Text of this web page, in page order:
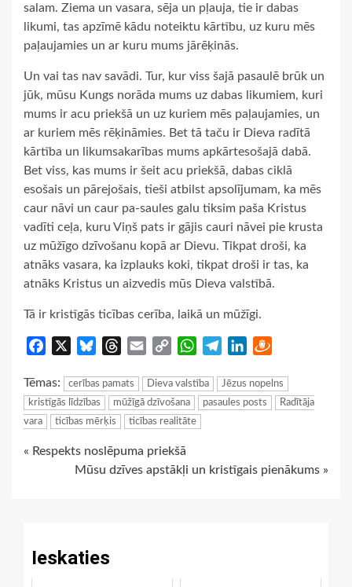
salam. Ziema un vasara, sēja un pļauja, tie ir dabas
likumi, tas apzīmē kādu noteiktu kārtību, uz kuru mēs
paļaujamies un ar kuru mums jārēķinās.
Un vai tas nav savādi. Tur, kur viss šajā pasaulē brūk un
jūk, mūsu Kungs norāda mums uz dabas likumiem, kuri
mums ir acu priekšā un uz kuriem mēs paļaujamies, un
ar kuriem mēs rēķināmies. Bet tā taču ir Dieva radītā
kārtība un likumsakarības mums apkārtesošajā dabā.
Bet viss, kas mums ir šeit acu priekšā, dabas ciklā
esošais un pārejošais, tieši atbilst apsolījumam, ka mēs
caur nāvi un caur pa-saules galu tiksim paša Kristus
vadīti ceļa, kuru Viņš pats ir gājis cauri nāvei pie krusta
uz mūžīgo dzīvošanu kopā ar Dievu. Tikpat droši, ka
atnāks vasara, ka izplauks koki, tikpat droši ir tas, ka
atnāks Kristus un aizvedis mūs Dieva valstībā.
Tā ir kristīgās ticības cerība, laikā un mūžīgi.
Facebook BlueskyThreads
Email
Copy
WhatsApp
TelegramLinkedIn
Tēmas: cerības pamats Dieva valstība
Jēzus nopelns
kristīgās līdzības
mūžīgā dzīvošana pasaules posts
Radītāja
vara
ticības mērķis ticības realitāte
Continue
« Respekts noslēpuma priekšā
Mūsu dzīves apstākļi un kristīgais pienākums »
Ieskaties